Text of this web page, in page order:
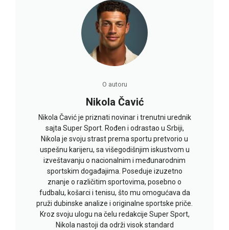
O autoru
Nikola Čavić
Nikola Čavić je priznati novinar i trenutni urednik
sajta Super Sport. Rođen i odrastao u Srbiji,
Nikola je svoju strast prema sportu pretvorio u
uspešnu karijeru, sa višegodišnjim iskustvom u
izveštavanju o nacionalnim i međunarodnim
sportskim događajima. Poseduje izuzetno
znanje o različitim sportovima, posebno o
fudbalu, košarci i tenisu, što mu omogućava da
pruži dubinske analize i originalne sportske priče.
Kroz svoju ulogu na čelu redakcije Super Sport,
Nikola nastoji da održi visok standard